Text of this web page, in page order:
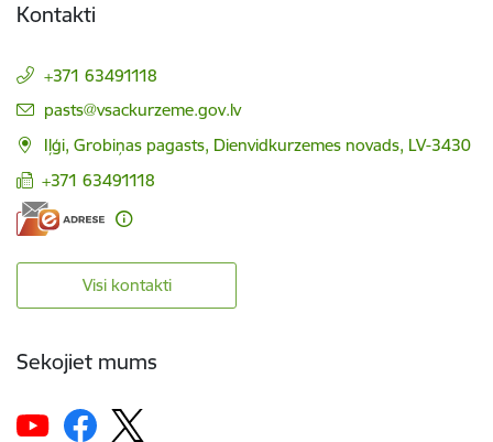
Kontakti
+371 63491118
E-pasts:
pasts@vsackurzeme.gov.lv
Iļģi, Grobiņas pagasts, Dienvidkurzemes novads, LV-3430
+371 63491118
Visi kontakti
Sekojiet mums